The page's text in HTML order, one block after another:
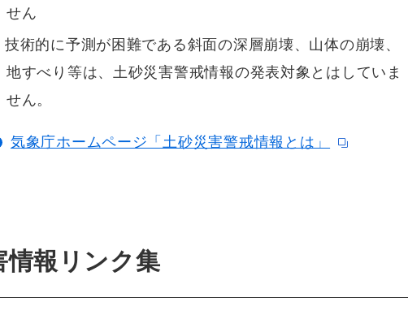
せん
技術的に予測が困難である斜面の深層崩壊、山体の崩壊、
地すべり等は、土砂災害警戒情報の発表対象とはしていま
せん。
気象庁ホームページ「土砂災害警戒情報とは」
情報リンク集